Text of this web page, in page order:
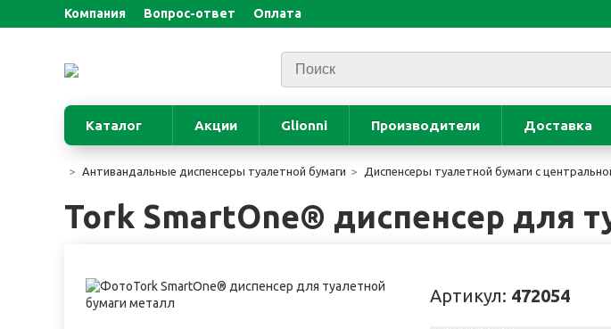
Компания Вопрос-ответ Оплата
Каталог Акции Glionni Производители Доставка
Антивандальные диспенсеры туалетной бумаги Диспенсеры туалетной бумаги с
Tork SmartOne® диспенсер для
Артикул: 472054